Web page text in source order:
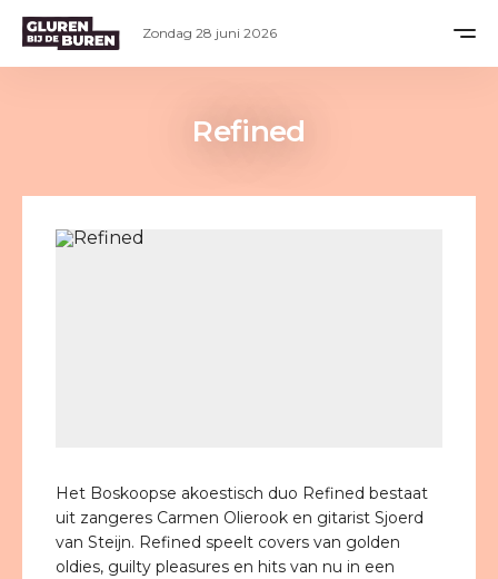
Refined
Het Boskoopse akoestisch duo Refined bestaat
uit zangeres Carmen Olierook en gitarist Sjoerd
van Steijn. Refined speelt covers van golden
oldies, guilty pleasures en hits van nu in een
Zondag 28 juni 2026